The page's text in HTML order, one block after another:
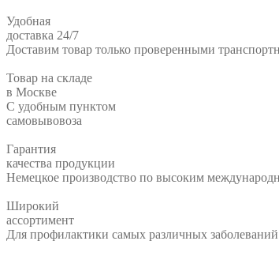
Удобная
доставка 24/7
Доставим товар только проверенными
Товар на складе
в Москве
С удобным пунктом
самовывовоза
Гарантия
качества продукции
Немецкое производство по высоким
Широкий
ассортимент
Для профилактики самых различных